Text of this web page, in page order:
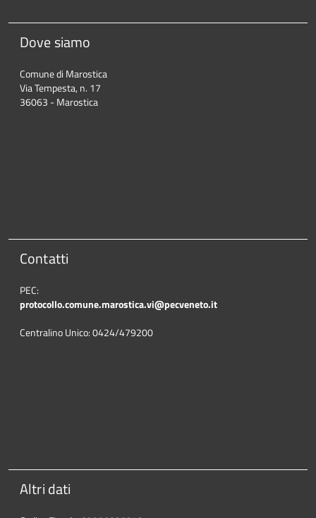
Dove siamo
Comune di Marostica
Via Tempesta, n. 17
36063 - Marostica
Contatti
PEC:
protocollo.comune.marostica.vi@pecveneto.it
Centralino Unico: 0424/479200
Altri dati